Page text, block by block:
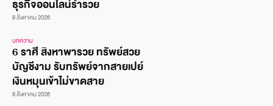
ธุรกิจออนไลน์ร่ำรวย
8 สิงหาคม 2026
บทความ
6 ราศี สิงหาพารวย ทรัพย์สวย
บัญชีงาม รับทรัพย์จากสายเปย์
เงินหมุนเข้าไม่ขาดสาย
8 สิงหาคม 2026